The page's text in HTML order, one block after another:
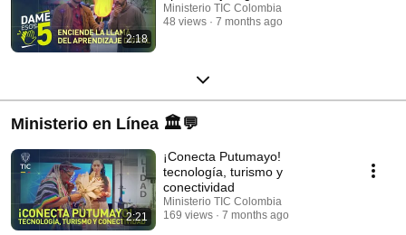
2:18
Ministerio TIC Colombia
48 views
7 months ago
Ministerio en Línea 🏛️💬
2:21
¡Conecta Putumayo!
tecnología, turismo y
conectividad
Ministerio TIC Colombia
169 views
7 months ago